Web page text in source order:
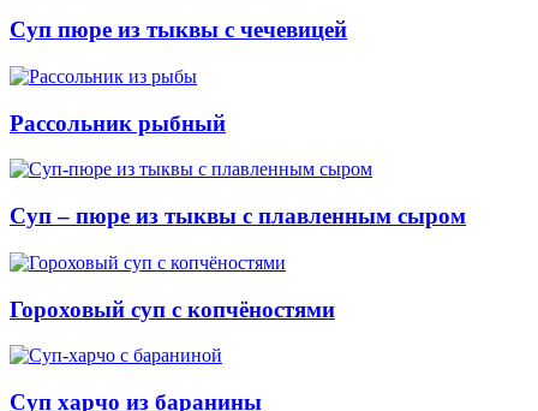
Суп пюре из тыквы с чечевицей
Рассольник рыбный
Суп – пюре из тыквы с плавленным сыром
Гороховый суп с копчёностями
Суп харчо из баранины